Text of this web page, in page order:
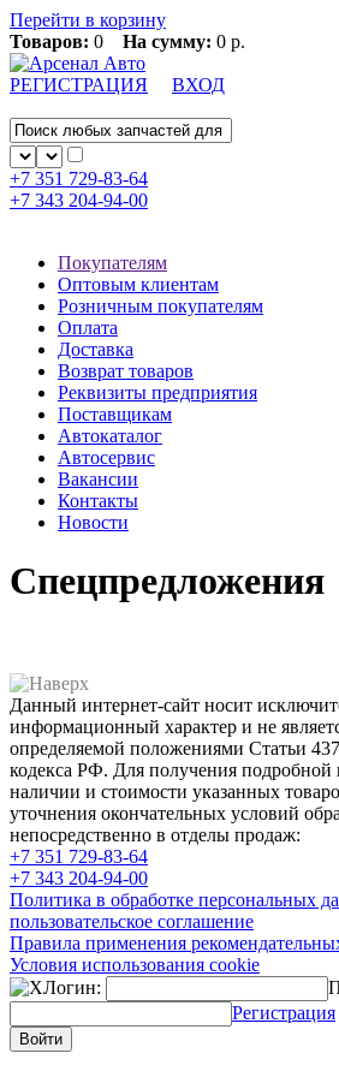
Перейти в корзину
Товаров: 0 На сумму: 0 р.
РЕГИСТРАЦИЯ ВХОД
+7 351 729-83-64
+7 343 204-94-00
Покупателям
Оптовым клиентам
Розничным покупателям
Оплата
Доставка
Возврат товаров
Реквизиты предприятия
Поставщикам
Автокаталог
Автосервис
Вакансии
Контакты
Новости
Спецпредложения
Данный интернет-сайт носит
информационный характер и не
определяемой положениями Статьи
кодекса РФ. Для получения
наличии и стоимости указанных
уточнения окончательных условий
непосредственно в отделы продаж:
+7 351 729-83-64
+7 343 204-94-00
Политика в обработке персональных
пользовательское соглашение
Правила применения
Условия использования cookie
Логин:
Регистрация